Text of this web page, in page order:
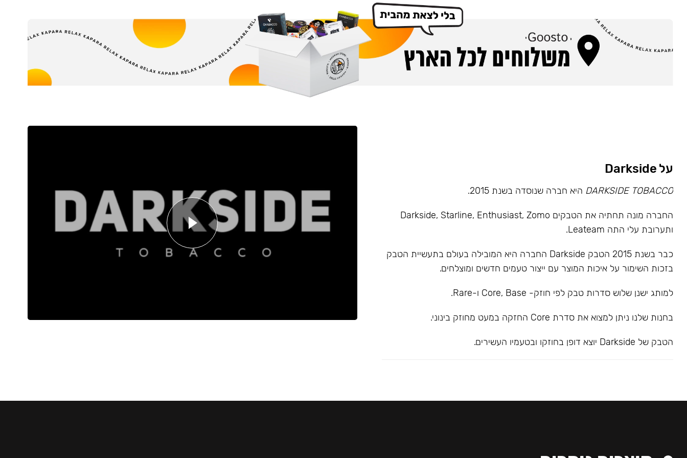
על Darkside
DARKSIDE TOBACCO היא חברה שנוסדה בשנת 2015.
החברה מונה תחתיה את הטבקים Darkside, Starline, Enthusiast, Zomo
ותערובת עלי התה Leateam.
כבר בשנת 2015 הטבק Darkside החברה היא המובילה בעולם בתעשיית הטבק
בזכות השימור על איכות המוצר עם ייצור טעמים חדשים ומוצלחים.
למותג ישנן שלוש סדרות טבק לפי חוזק- Core, Base ו-Rare.
בחנות שלנו ניתן למצוא את סדרת Core החזקה במעט מחוזק בינוני.
הטבק של Darkside יוצא דופן בחוזקו ובטעמיו העשירים.